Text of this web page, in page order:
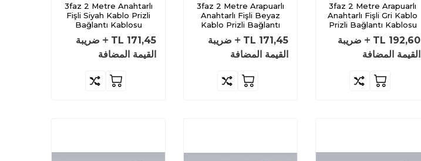
3faz 2 Metre Arapuarlı
Anahtarlı Fişli Gri Kablo
Prizli Bağlantı Kablosu
192,60
ضريبة
القيمة المضافة
3faz 2 Metre Arapuarlı
Anahtarlı Fişli Beyaz
Kablo Prizli Bağlantı
171,45
ضريبة
القيمة المضافة
3faz 2 Metre Anahtarlı
Fişli Siyah Kablo Prizli
Bağlantı Kablosu
171,45
ضريبة
القيمة المضافة